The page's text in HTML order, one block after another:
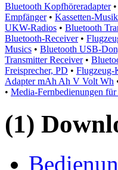
Bluetooth Kopfhöreradapter•
Empfänger• Kassetten-
UKW-Radios • Bluetooth
Bluetooth-Receiver•
Musics • Bluetooth USB-
Transmitter Receiver•
Freisprecher, PD • Flugzeug-
Adapter mAh Ah V Volt Wh
• Media-Fernbedienungen
(1)